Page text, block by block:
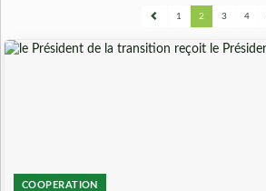
1 2 3 4
COOPERATION